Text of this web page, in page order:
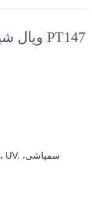
ویال شیشه ای اسپری 10 میلی لیتری PT147